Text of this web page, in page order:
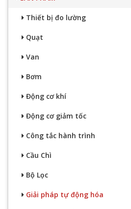
Thiết bị đo lường
Quạt
Van
Bơm
Động cơ khí
Động cơ giảm tốc
Công tắc hành trình
Cầu Chì
Bộ Lọc
Giải pháp tự động hóa